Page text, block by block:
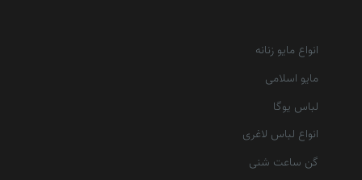
انواع مایو زنانه
مایو اسلامی
لباس یوگا
انواع لباس لاغری
گن ساعت شنی